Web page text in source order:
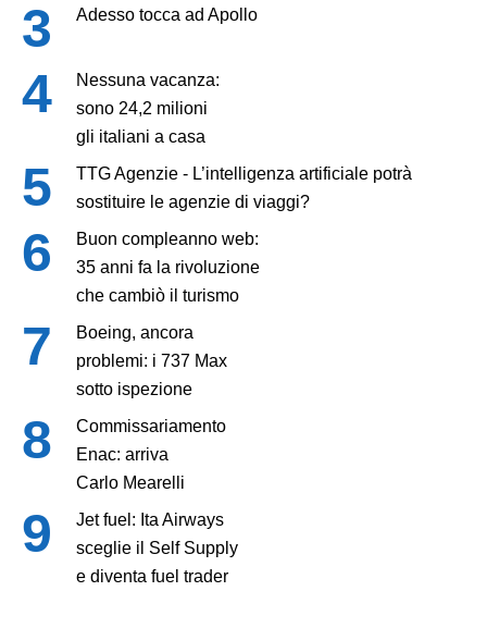
Adesso tocca ad Apollo
Nessuna vacanza:
sono 24,2 milioni
gli italiani a casa
TTG Agenzie - L’intelligenza artificiale potrà
sostituire le agenzie di viaggi?
Buon compleanno web:
35 anni fa la rivoluzione
che cambiò il turismo
Boeing, ancora
problemi: i 737 Max
sotto ispezione
Commissariamento
Enac: arriva
Carlo Mearelli
Jet fuel: Ita Airways
sceglie il Self Supply
e diventa fuel trader